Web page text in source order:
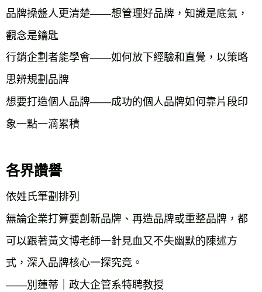
品牌操盤人更清楚——想管理好品牌，知識是底氣，
觀念是鑰匙
行銷企劃者能學會——如何放下經驗和直覺，以策略
思辨規劃品牌
想要打造個人品牌——成功的個人品牌如何靠片段印
象一點一滴累積
各界讚譽
依姓氏筆劃排列
無論企業打算要創新品牌、再造品牌或重整品牌，都
可以跟著黃文博老師一針見血又不失幽默的陳述方
式，深入品牌核心一探究竟。
——別蓮蒂｜政大企管系特聘教授